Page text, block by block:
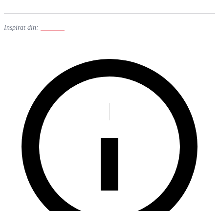
Inspirat din: